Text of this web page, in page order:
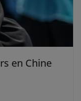
en Chine